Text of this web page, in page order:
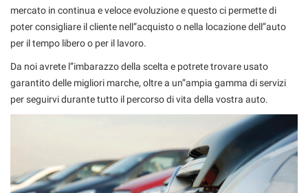
CONTATTI
mercato in continua e veloce evoluzione e questo ci permette di
poter consigliare il cliente nell”acquisto o nella locazione dell”auto
per il tempo libero o per il lavoro.
Da noi avrete l”imbarazzo della scelta e potrete trovare usato
garantito delle migliori marche, oltre a un”ampia gamma di servizi
per seguirvi durante tutto il percorso di vita della vostra auto.